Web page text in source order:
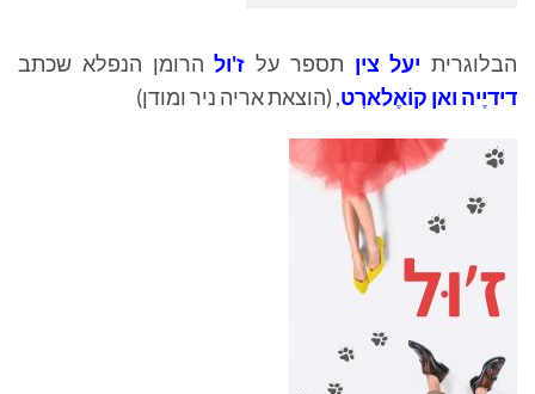
הבלוגרית יעל צין תספר על ז'ול הרומן הנפלא שכתב
דידיֶיה ואן קוֹאֶלארְט, (הוצאת אריה ניר ומודן)